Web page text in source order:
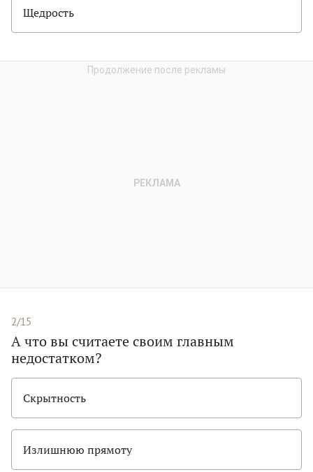
Щедрость
2/15
А что вы считаете своим главным
недостатком?
Скрытность
Излишнюю прямоту